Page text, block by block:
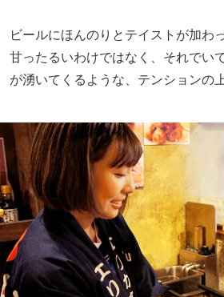
ビールにほんのりとテイストが加わ
甘ったるいわけではなく、それでい
が湧いてくるような、テンションの